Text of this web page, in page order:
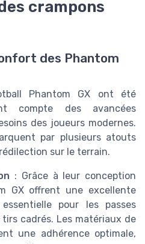
crampons
des Phantom
Phantom GX ont été
compte des avancées
des joueurs modernes.
par plusieurs atouts
sur le terrain.
: Grâce à leur conception
GX offrent une excellente
pour les passes
cadrés. Les matériaux de
une adhérence optimale,